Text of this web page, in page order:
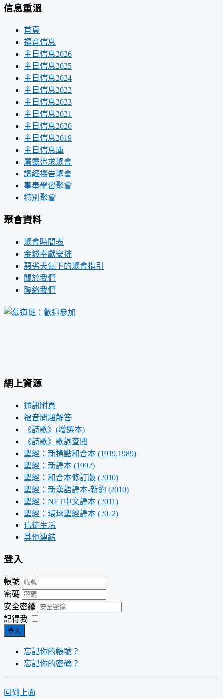
信息重溫
首頁
福音信息
主日信息2026
主日信息2025
主日信息2024
主日信息2022
主日信息2023
主日信息2021
主日信息2020
主日信息2019
主日信息庫
屬靈追求聚會
讀經禱告聚會
事奉學習聚會
特別聚會
聚會資料
聚會時間表
金錢奉獻安排
惡劣天氣下的聚會指引
關於我們
聯絡我們
網上資源
通訊附頁
福音問題解答
《詩歌》(增選本)
《詩歌》歌詞查閱
聖經：新標點和合本 (1919,1989)
聖經：新譯本 (1992)
聖經：和合本修訂版 (2010)
聖經：新漢語譯本-新約 (2010)
聖經：NET中文譯本 (2011)
聖經：環球聖經譯本 (2022)
信徒生活
其他連結
登入
帳號
密碼
安全密鑰
記得我
登入
忘記你的帳號？
忘記你的密碼？
回到上面